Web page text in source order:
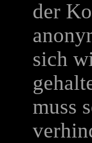
der
sich
muss